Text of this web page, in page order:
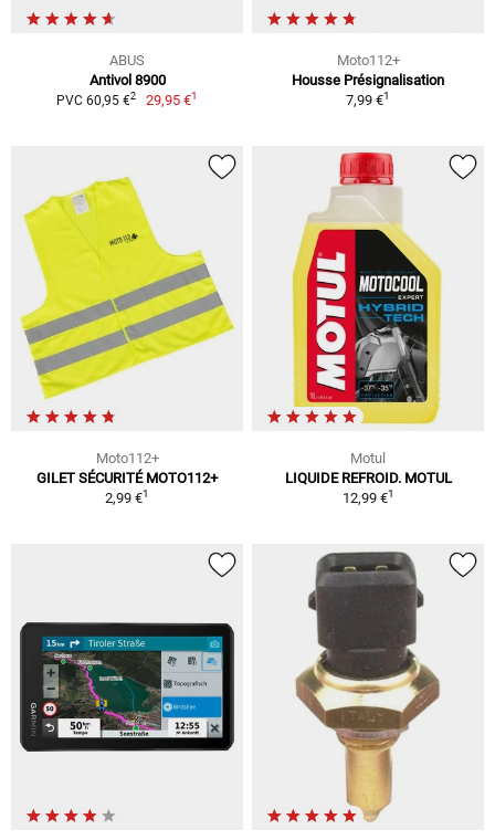
ABUS
Antivol 8900
PVC 60,95 €2 29,95 €1
Moto112+
Housse Présignalisation
7,99 €1
Moto112+
GILET SÉCURITÉ MOTO112+
2,99 €1
Motul
LIQUIDE REFROID. MOTUL
12,99 €1